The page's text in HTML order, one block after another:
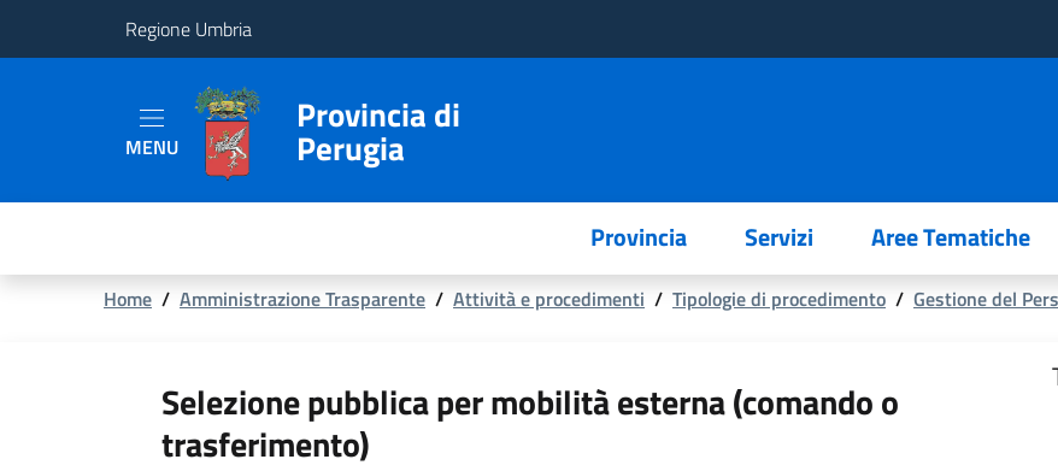
Regione Umbria
Tematiche
MENU
Provincia di
Perugia
Provincia Servizi Aree Tematiche
Briciole
pane
Home / Amministrazione Trasparente / Attività e procedimenti / Tipologie di procedimento / Gestione del
Selezione pubblica per mobilità esterna (comando o
trasferimento)